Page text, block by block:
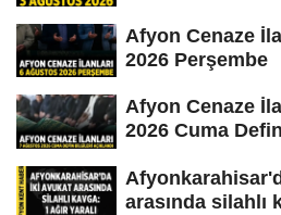
Afyon Cenaze
2026 Perşembe
Afyon Cenaze
2026 Cuma
arasında silahlı